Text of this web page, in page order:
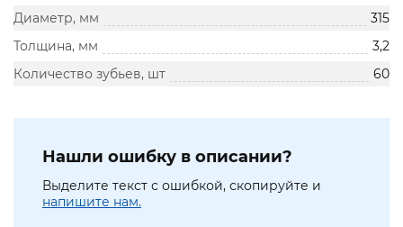
Диаметр, мм
315
Толщина, мм
3,2
Количество зубьев, шт
60
Нашли ошибку в описании?
Выделите текст с ошибкой, скопируйте и
напишите нам.